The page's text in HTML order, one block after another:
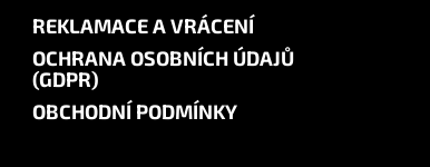
REKLAMACE A VRÁCENÍ
OCHRANA OSOBNÍCH ÚDAJŮ
(GDPR)
OBCHODNÍ PODMÍNKY